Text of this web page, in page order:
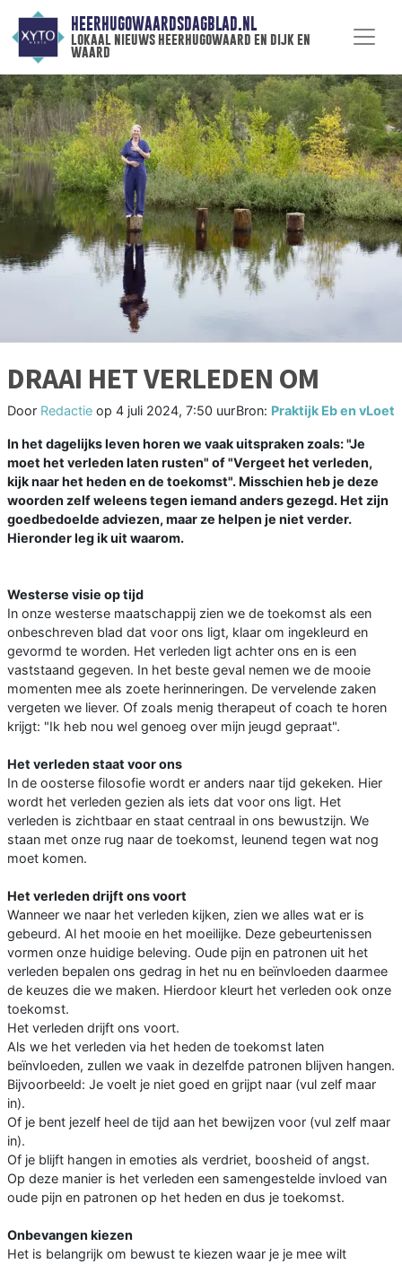
HEERHUGOWAARDSDAGBLAD.NL
lokaal nieuws heerhugowaard en dijk en
waard
DRAAI HET VERLEDEN OM
Door Redactie op 4 juli 2024, 7:50 uurBron: Praktijk Eb en vLoet
In het dagelijks leven horen we vaak uitspraken zoals: "Je
moet het verleden laten rusten" of "Vergeet het verleden,
kijk naar het heden en de toekomst". Misschien heb je deze
woorden zelf weleens tegen iemand anders gezegd. Het zijn
goedbedoelde adviezen, maar ze helpen je niet verder.
Hieronder leg ik uit waarom.
Westerse visie op tijd
In onze westerse maatschappij zien we de toekomst als een
onbeschreven blad dat voor ons ligt, klaar om ingekleurd en
gevormd te worden. Het verleden ligt achter ons en is een
vaststaand gegeven. In het beste geval nemen we de mooie
momenten mee als zoete herinneringen. De vervelende zaken
vergeten we liever. Of zoals menig therapeut of coach te horen
krijgt: "Ik heb nou wel genoeg over mijn jeugd gepraat".
Het verleden staat voor ons
In de oosterse filosofie wordt er anders naar tijd gekeken. Hier
wordt het verleden gezien als iets dat voor ons ligt. Het
verleden is zichtbaar en staat centraal in ons bewustzijn. We
staan met onze rug naar de toekomst, leunend tegen wat nog
moet komen.
Het verleden drijft ons voort
Wanneer we naar het verleden kijken, zien we alles wat er is
gebeurd. Al het mooie en het moeilijke. Deze gebeurtenissen
vormen onze huidige beleving. Oude pijn en patronen uit het
verleden bepalen ons gedrag in het nu en beïnvloeden daarmee
de keuzes die we maken. Hierdoor kleurt het verleden ook onze
toekomst.
Het verleden drijft ons voort.
Als we het verleden via het heden de toekomst laten
beïnvloeden, zullen we vaak in dezelfde patronen blijven hangen.
Bijvoorbeeld: Je voelt je niet goed en grijpt naar (vul zelf maar
in).
Of je bent jezelf heel de tijd aan het bewijzen voor (vul zelf maar
in).
Of je blijft hangen in emoties als verdriet, boosheid of angst.
Op deze manier is het verleden een samengestelde invloed van
oude pijn en patronen op het heden en dus je toekomst.
Onbevangen kiezen
Het is belangrijk om bewust te kiezen waar je je mee wilt